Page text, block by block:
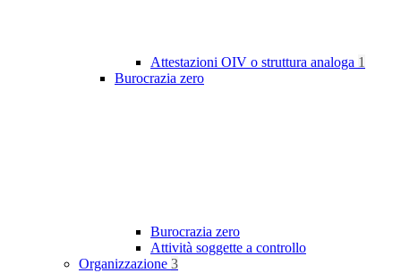
Attestazioni OIV o struttura analoga 1
Burocrazia zero
Burocrazia zero
Attività soggette a controllo
Organizzazione 3